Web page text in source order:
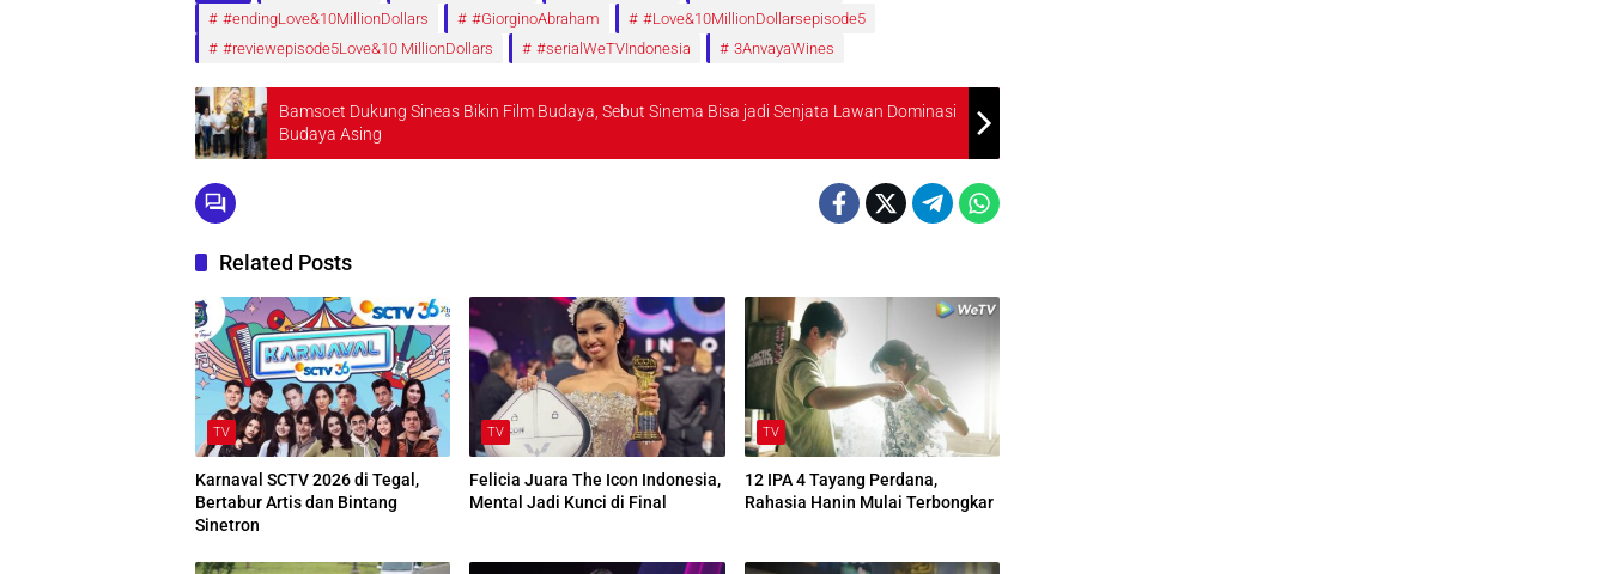
#endingLove&10MillionDollars
#GiorginoAbraham
#Love&10MillionDollarsepisode5
#reviewepisode5Love&10 MillionDollars
#serialWeTVIndonesia 3AnvayaWines
Bamsoet Dukung Sineas Bikin Film Budaya, Sebut Sinema Bisa jadi Senjata Lawan Dominasi
Budaya Asing
Related Posts
TV
Karnaval SCTV 2026 di Tegal,
Bertabur Artis dan Bintang
Sinetron
TV
Felicia Juara The Icon Indonesia,
Mental Jadi Kunci di Final
TV
12 IPA 4 Tayang Perdana,
Rahasia Hanin Mulai Terbongkar